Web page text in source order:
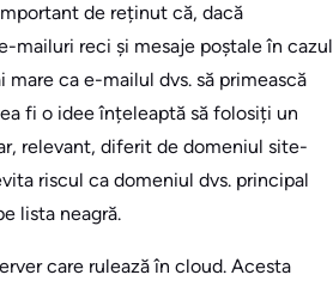
de reținut că, dacă
mailuri reci și mesaje poștale în cazul
mare ca e-mailul dvs. să primească
fi o idee înțeleaptă să folosiți un
relevant, diferit de domeniul site-
riscul ca domeniul dvs. principal
lista neagră.
care rulează în cloud. Acesta